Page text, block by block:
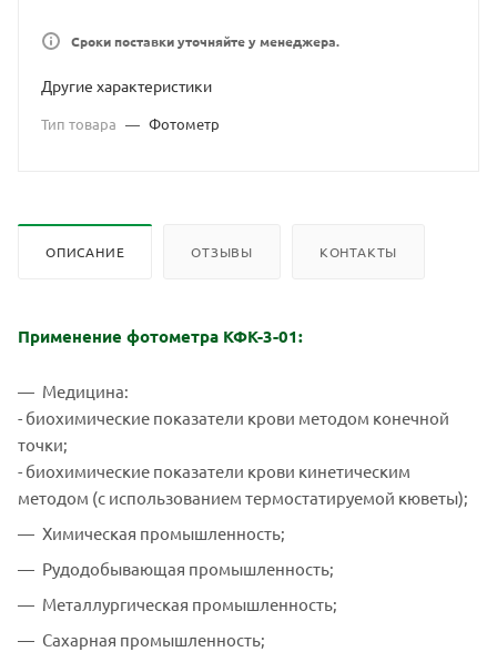
Сроки поставки уточняйте у менеджера.
Другие характеристики
Тип товара — Фотометр
ОПИСАНИЕ ОТЗЫВЫ КОНТАКТЫ
Применение фотометра КФК-3-01:
Медицина:
- биохимические показатели крови методом конечной
точки;
- биохимические показатели крови кинетическим
методом (с использованием термостатируемой кюветы);
Химическая промышленность;
Рудодобывающая промышленность;
Металлургическая промышленность;
Сахарная промышленность;